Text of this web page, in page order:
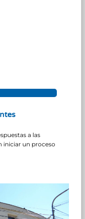
a las
iniciar un proceso